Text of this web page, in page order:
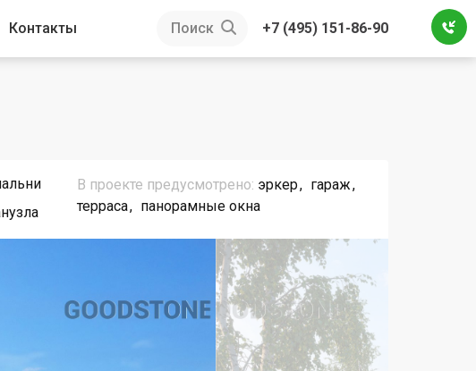
Контакты Поиск +7 (495) 151-86-90
В проекте предусмотрено: эркер
гараж
терраса
панорамные окна